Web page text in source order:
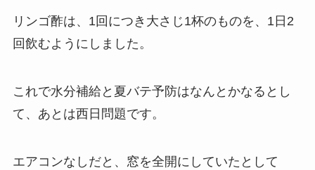
リンゴ酢は、1回につき大さじ1杯のものを、1日2
回飲むようにしました。
これで水分補給と夏バテ予防はなんとかなるとし
て、あとは西日問題です。
エアコンなしだと、窓を全開にしていたとして